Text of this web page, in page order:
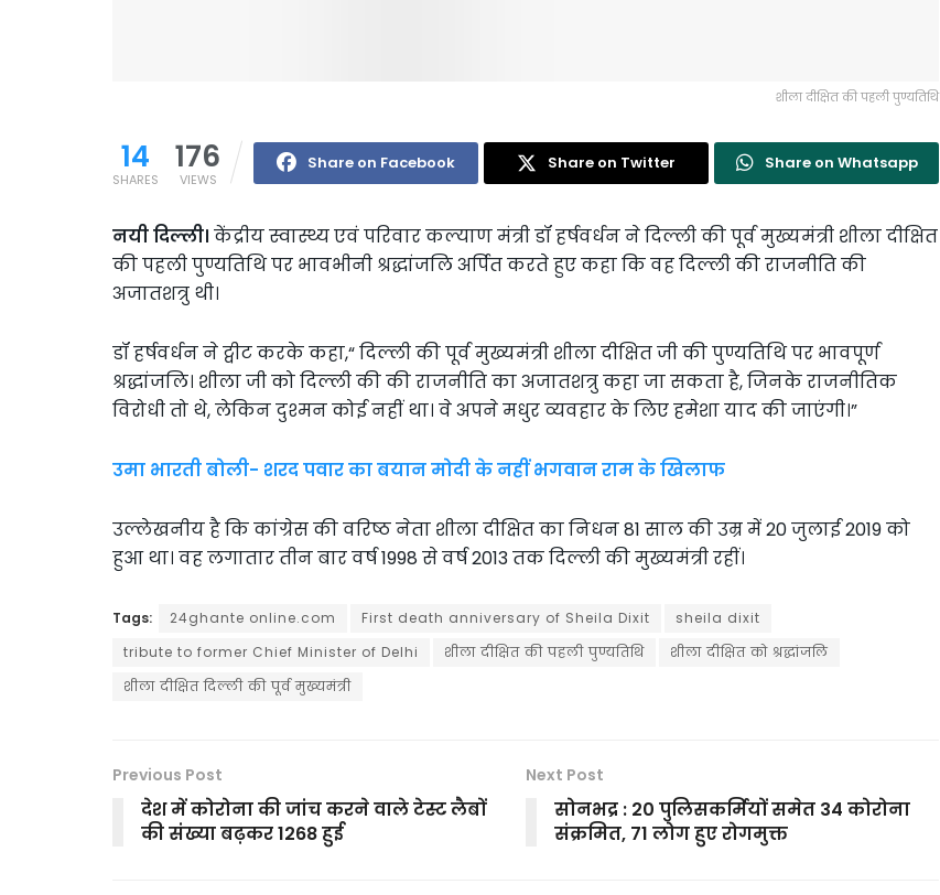
शीला दीक्षित की पहली पुण्यतिथि
14
SHARES
176
VIEWS
Share on Facebook Share on Twitter Share on Whatsapp
नयी दिल्ली। केंद्रीय स्वास्थ्य एवं परिवार कल्याण मंत्री डॉ हर्षवर्धन ने दिल्ली की पूर्व मुख्यमंत्री शीला दीक्षित
की पहली पुण्यतिथि पर भावभीनी श्रद्धांजलि अर्पित करते हुए कहा कि वह दिल्ली की राजनीति की
अजातशत्रु थी।
डॉ हर्षवर्धन ने ट्वीट करके कहा,“ दिल्ली की पूर्व मुख्यमंत्री शीला दीक्षित जी की पुण्यतिथि पर भावपूर्ण
श्रद्धांजलि। शीला जी को दिल्ली की की राजनीति का अजातशत्रु कहा जा सकता है, जिनके राजनीतिक
विरोधी तो थे, लेकिन दुश्मन कोई नहीं था। वे अपने मधुर व्यवहार के लिए हमेशा याद की जाएंगी।”
उमा भारती बोली- शरद पवार का बयान मोदी के नहीं भगवान राम के खिलाफ
उल्लेखनीय है कि कांग्रेस की वरिष्ठ नेता शीला दीक्षित का निधन 81 साल की उम्र में 20 जुलाई 2019 को
हुआ था। वह लगातार तीन बार वर्ष 1998 से वर्ष 2013 तक दिल्ली की मुख्यमंत्री रहीं।
Tags: 24ghante online.com First death anniversary of Sheila Dixit
sheila dixit
tribute to former Chief Minister of Delhi
शीला दीक्षित की पहली पुण्यतिथि
शीला दीक्षित को श्रद्धांजलि
शीला दीक्षित दिल्ली की पूर्व मुख्यमंत्री
Previous Post
देश में कोरोना की जांच करने वाले टेस्ट लैबों
की संख्या बढ़कर 1268 हुई
Next Post
सोनभद्र : 20 पुलिसकर्मियों समेत 34 कोरोना
संक्रमित, 71 लोग हुए रोगमुक्त